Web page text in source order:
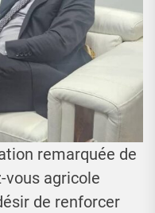
remarquée de
vous agricole
de renforcer